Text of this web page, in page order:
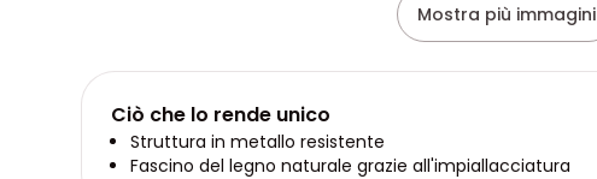
Mostra più immagini
Ciò che lo rende unico
Struttura in metallo resistente
Fascino del legno naturale grazie all'impiallacciatura